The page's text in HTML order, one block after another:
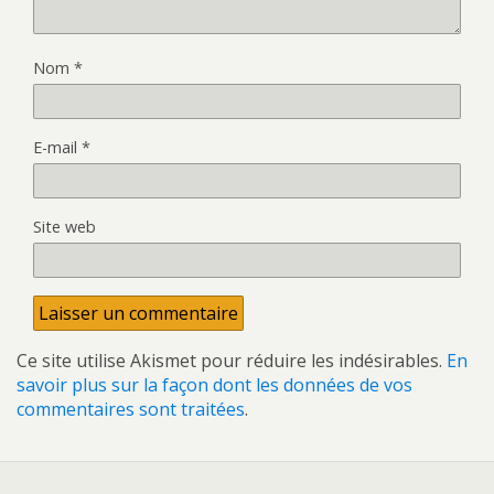
Nom *
E-mail *
Site web
Ce site utilise Akismet pour réduire les indésirables. En
savoir plus sur la façon dont les données de vos
commentaires sont traitées.